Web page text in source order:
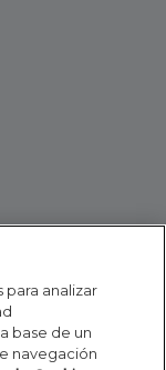
analizar
base de un
navegación